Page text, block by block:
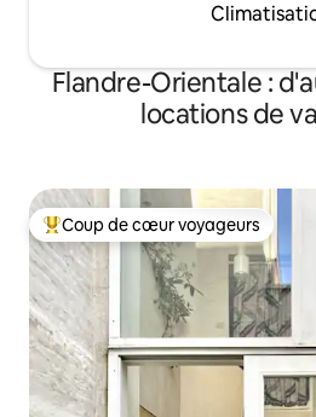
Flandre-Orientale :
locations de
Coups de cœur voyageurs les plus
Coup de cœur voyageurs